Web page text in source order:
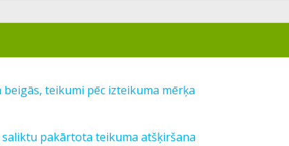
teikumi pēc izteikuma mērķa
pakārtota teikuma atšķiršana